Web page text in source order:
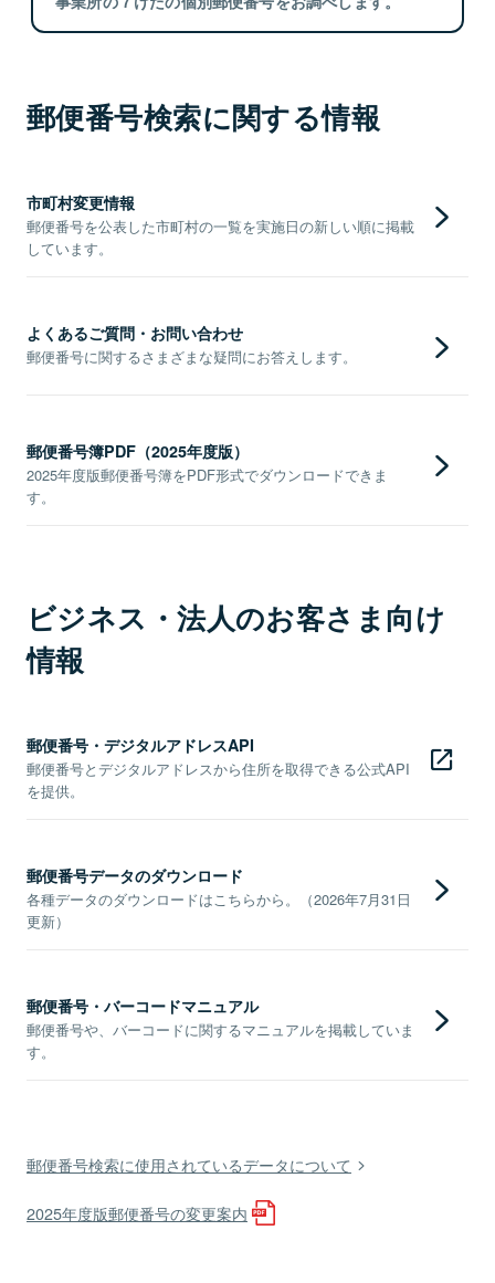
郵便番号検索に関する情報
市町村変更情報
郵便番号を公表した市町村の一覧を実施日の新しい順に掲載
しています。
よくあるご質問・お問い合わせ
郵便番号に関するさまざまな疑問にお答えします。
郵便番号簿PDF（2025年度版）
2025年度版郵便番号簿をPDF形式でダウンロードできま
す。
ビジネス・法人のお客さま向け
情報
郵便番号・デジタルアドレスAPI
郵便番号とデジタルアドレスから住所を取得できる公式API
を提供。
郵便番号データのダウンロード
各種データのダウンロードはこちらから。（2026年7月31日
更新）
郵便番号・バーコードマニュアル
郵便番号や、バーコードに関するマニュアルを掲載していま
す。
郵便番号検索に使用されているデータについて
2025年度版郵便番号の変更案内